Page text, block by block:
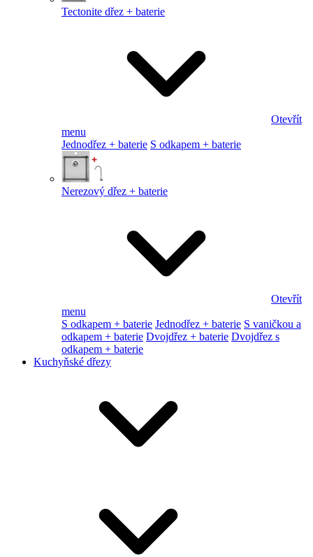
Tectonite dřez + baterie
Otevřít
menu
Jednodřez + baterie S odkapem + baterie
Nerezový dřez + baterie
Otevřít
menu
S odkapem + baterie Jednodřez + baterie S vaničkou a
odkapem + baterie Dvojdřez + baterie Dvojdřez s
odkapem + baterie
Kuchyňské dřezy